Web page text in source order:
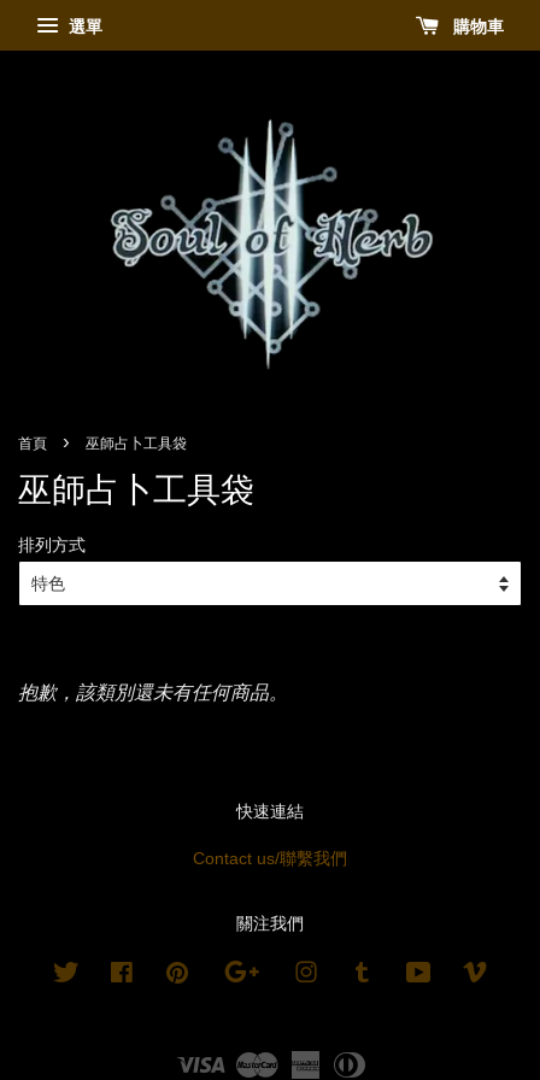
選單 購物車
首頁 › 巫師占卜工具袋
巫師占卜工具袋
排列方式
抱歉，該類別還未有任何商品。
快速連結
Contact us/聯繫我們
關注我們
Twitter FacebookPinterest Google InstagramTumblr YouTube
Visa Master AmericanDiners